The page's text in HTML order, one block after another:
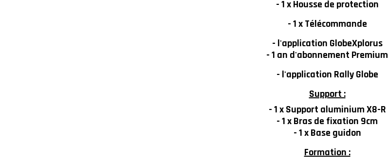
- 1 x Housse de protection
- 1 x Télécommande
- l'application GlobeXplorus
- 1 an d'abonnement Premium
- l'application Rally Globe
Support :
- 1 x Support aluminium X8-R
- 1 x Bras de fixation 9cm
- 1 x Base guidon
Formation :